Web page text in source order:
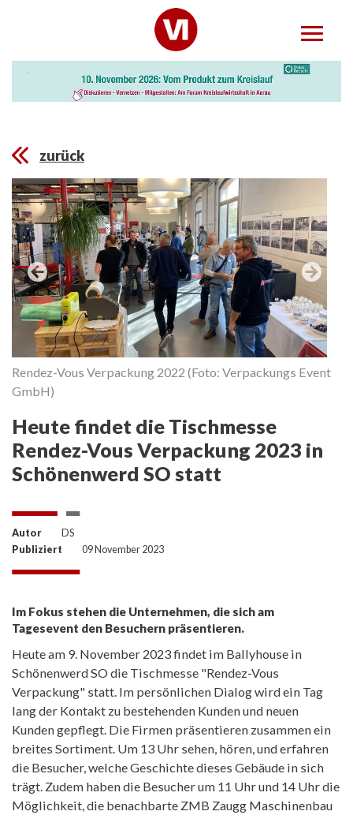
zurück
Rendez-Vous Verpackung 2022 (Foto: Verpackungs Event
GmbH)
Heute findet die Tischmesse
Rendez-Vous Verpackung 2023 in
Schönenwerd SO statt
Autor
DS
Publiziert
09 November 2023
Im Fokus stehen die Unternehmen, die sich am
Tagesevent den Besuchern präsentieren.
Heute am 9. November 2023 findet im Ballyhouse in
Schönenwerd SO die Tischmesse "Rendez-Vous
Verpackung" statt. Im persönlichen Dialog wird ein Tag
lang der Kontakt zu bestehenden Kunden und neuen
Kunden gepflegt. Die Firmen präsentieren zusammen ein
breites Sortiment. Um 13 Uhr sehen, hören, und erfahren
die Besucher, welche Geschichte dieses Gebäude in sich
trägt. Zudem haben die Besucher um 11 Uhr und 14 Uhr die
Möglichkeit, die benachbarte ZMB Zaugg Maschinenbau